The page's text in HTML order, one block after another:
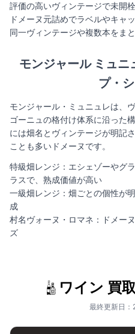
評価の高いヴィンテージで未開
ドメーヌ元詰めでラベルやキャ
同一ヴィンテージや複数本をま
モンジャール ミュニ
プ・
モンジャール・ミュニュレは、
ゴーニュの格付け体系に沿った
には畑名とヴィンテージが明記
ことも多いドメーヌです。
特級畑レンジ：エシェゾーやグ
ラスで、熟成価値が高い
一級畑レンジ：畑ごとの個性が
成
村名ヴォーヌ・ロマネ：ドメー
ズ
ワイン 買
最終更新日